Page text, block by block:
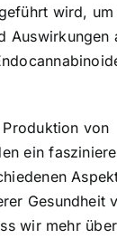
wird,
Auswirkungen
von
ein
Gesundheit
wir mehr